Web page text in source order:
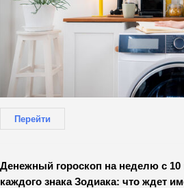
Перейти
Денежный гороскоп на неделю с 10
каждого знака Зодиака: что ждет